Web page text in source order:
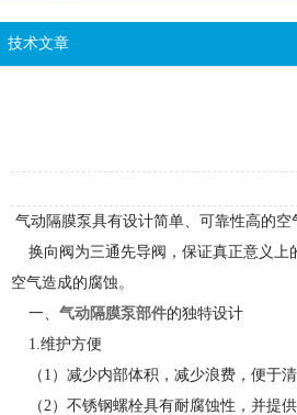
技术文章
气动隔膜泵具有设计简单、可靠性高的
换向阀为三通先导阀，保证真正意义上
空气造成的腐蚀。
一、 气动隔膜泵部件的独特设计
1.维护方便
（1）减少内部体积，减少浪费，便于
（2）不锈钢螺栓具有耐腐蚀性，并提供